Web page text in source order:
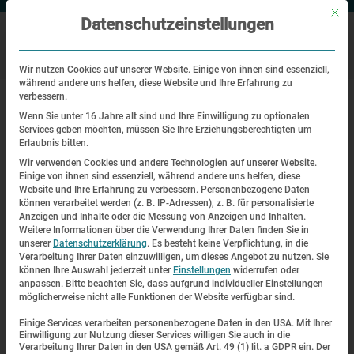
Startseite |
Nachruf
Daniel Chanoch (1932-2024)
| 15. Oktober 2024
Mit
Datenschutzeinstellungen
Wir nutzen Cookies auf unserer Website. Einige von ihnen sind essenziell,
während andere uns helfen, diese Website und Ihre Erfahrung zu
verbessern.
Wenn Sie unter 16 Jahre alt sind und Ihre Einwilligung zu optionalen
Services geben möchten, müssen Sie Ihre Erziehungsberechtigten um
Erlaubnis bitten.
Wir verwenden Cookies und andere Technologien auf unserer Website.
Einige von ihnen sind essenziell, während andere uns helfen, diese
Website und Ihre Erfahrung zu verbessern. Personenbezogene Daten
können verarbeitet werden (z. B. IP-Adressen), z. B. für personalisierte
Anzeigen und Inhalte oder die Messung von Anzeigen und Inhalten.
Weitere Informationen über die Verwendung Ihrer Daten finden Sie in
unserer Datenschutzerklärung. Es besteht keine Verpflichtung, in die
Verarbeitung Ihrer Daten einzuwilligen, um dieses Angebot zu nutzen. Sie
können Ihre Auswahl jederzeit unter Einstellungen widerrufen oder
anpassen. Bitte beachten Sie, dass aufgrund individueller Einstellungen
möglicherweise nicht alle Funktionen der Website verfügbar sind.
Einige Services verarbeiten personenbezogene Daten in den USA. Mit Ihrer
Einwilligung zur Nutzung dieser Services willigen Sie auch in die
Verarbeitung Ihrer Daten in den USA gemäß Art. 49 (1) lit. a GDPR ein. Der